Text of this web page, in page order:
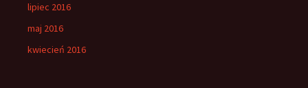
lipiec 2016
maj 2016
kwiecień 2016